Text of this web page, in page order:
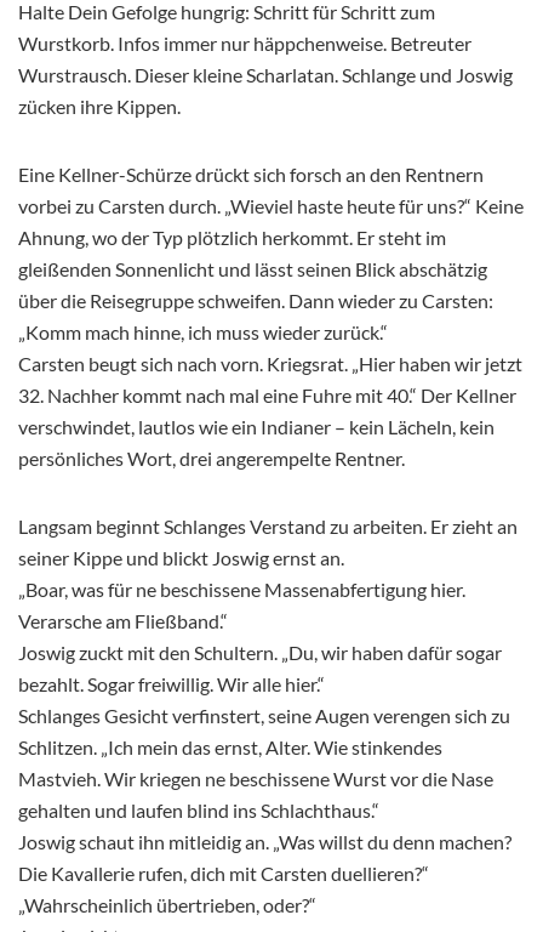
Halte Dein Gefolge hungrig: Schritt für Schritt zum
Wurstkorb. Infos immer nur häppchenweise. Betreuter
Wurstrausch. Dieser kleine Scharlatan. Schlange und Joswig
zücken ihre Kippen.
Eine Kellner-Schürze drückt sich forsch an den Rentnern
vorbei zu Carsten durch. „Wieviel haste heute für uns?“ Keine
Ahnung, wo der Typ plötzlich herkommt. Er steht im
gleißenden Sonnenlicht und lässt seinen Blick abschätzig
über die Reisegruppe schweifen. Dann wieder zu Carsten:
„Komm mach hinne, ich muss wieder zurück.“
Carsten beugt sich nach vorn. Kriegsrat. „Hier haben wir jetzt
32. Nachher kommt nach mal eine Fuhre mit 40.“ Der Kellner
verschwindet, lautlos wie ein Indianer – kein Lächeln, kein
persönliches Wort, drei angerempelte Rentner.
Langsam beginnt Schlanges Verstand zu arbeiten. Er zieht an
seiner Kippe und blickt Joswig ernst an.
„Boar, was für ne beschissene Massenabfertigung hier.
Verarsche am Fließband.“
Joswig zuckt mit den Schultern. „Du, wir haben dafür sogar
bezahlt. Sogar freiwillig. Wir alle hier.“
Schlanges Gesicht verfinstert, seine Augen verengen sich zu
Schlitzen. „Ich mein das ernst, Alter. Wie stinkendes
Mastvieh. Wir kriegen ne beschissene Wurst vor die Nase
gehalten und laufen blind ins Schlachthaus.“
Joswig schaut ihn mitleidig an. „Was willst du denn machen?
Die Kavallerie rufen, dich mit Carsten duellieren?“
„Wahrscheinlich übertrieben, oder?“